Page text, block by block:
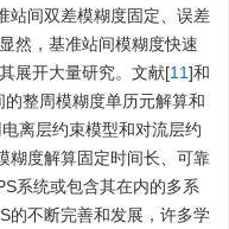
站间双差模糊度固定、误差
然，基准站间模糊度快速
展开大量研究。文献[11]和
整周模糊度单历元解算和
离层约束模型和对流层约
糊度解算固定时间长、可靠
系统或包含其在内的多系
的不断完善和发展，许多学